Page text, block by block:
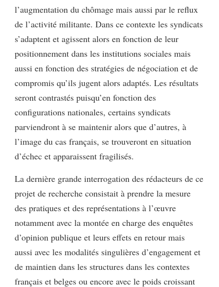
l’augmentation du chômage mais aussi par le reflux
de l’activité militante. Dans ce contexte les syndicats
s’adaptent et agissent alors en fonction de leur
positionnement dans les institutions sociales mais
aussi en fonction des stratégies de négociation et de
compromis qu’ils jugent alors adaptés. Les résultats
seront contrastés puisqu’en fonction des
configurations nationales, certains syndicats
parviendront à se maintenir alors que d’autres, à
l’image du cas français, se trouveront en situation
d’échec et apparaissent fragilisés.
La dernière grande interrogation des rédacteurs de ce
projet de recherche consistait à prendre la mesure
des pratiques et des représentations à l’œuvre
notamment avec la montée en charge des enquêtes
d’opinion publique et leurs effets en retour mais
aussi avec les modalités singulières d’engagement et
de maintien dans les structures dans les contextes
français et belges ou encore avec le poids croissant